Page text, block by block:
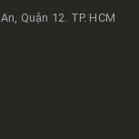
Quận 12. TP. HCM